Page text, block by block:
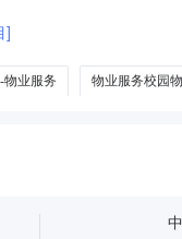
]
物业服务 物业服务校园